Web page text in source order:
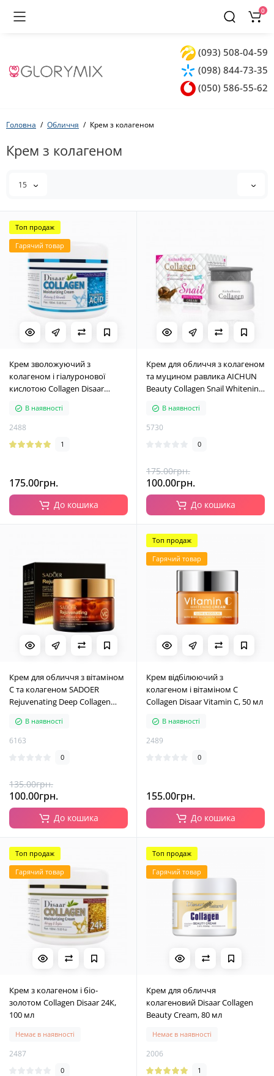
(093) 508-04-59
(098) 844-73-35
(050) 586-55-62
0
Головна Обличчя Крем з колагеном
Крем з колагеном
15
Топ продаж
Гарячий товар
Крем зволожуючий з
колагеном і гіалуронової
кислотою Collagen Disaar
В наявності
2488
1
175.00грн.
До кошика
Крем для обличчя з колагеном
та муцином равлика AICHUN
Beauty Collagen Snail Whitening
В наявності
5730
0
175.00грн.
100.00грн.
До кошика
Крем для обличчя з вітаміном
С та колагеном SADOER
Rejuvenating Deep Collagen
зволожуючий капсульний
крем, 50 г
В наявності
6163
0
135.00грн.
100.00грн.
До кошика
Топ продаж
Гарячий товар
Крем відбілюючий з
колагеном і вітаміном С
Collagen Disaar Vitamin C, 50 мл
В наявності
2489
0
155.00грн.
До кошика
Топ продаж
Гарячий товар
Крем з колагеном і біо-
золотом Collagen Disaar 24К,
100 мл
Немає в наявності
2487
0
Топ продаж
Гарячий товар
Крем для обличчя
колагеновий Disaar Collagen
Beauty Cream, 80 мл
Немає в наявності
2006
1